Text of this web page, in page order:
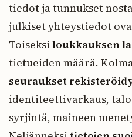
tiedot ja tunnukset
julkiset yhteystiedot
Toiseksiloukkauksen
tietueiden määrä.
seuraukset
identiteettivarkaus,
syrjintä, maineen